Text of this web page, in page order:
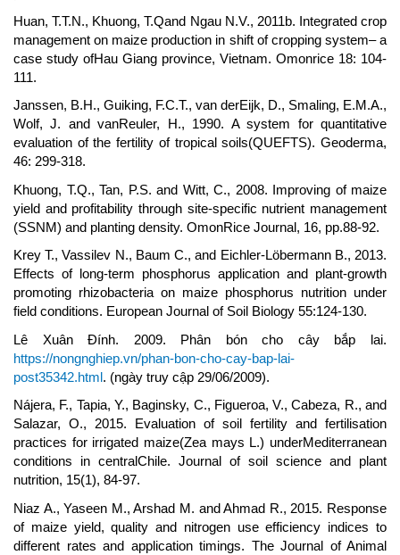
Huan, T.T.N., Khuong, T.Qand Ngau N.V., 2011b. Integrated crop
management on maize production in shift of cropping system– a
case study ofHau Giang province, Vietnam. Omonrice 18: 104-
111.
Janssen, B.H., Guiking, F.C.T., van derEijk, D., Smaling, E.M.A.,
Wolf, J. and vanReuler, H., 1990. A system for quantitative
evaluation of the fertility of tropical soils(QUEFTS). Geoderma,
46: 299-318.
Khuong, T.Q., Tan, P.S. and Witt, C., 2008. Improving of maize
yield and profitability through site-specific nutrient management
(SSNM) and planting density. OmonRice Journal, 16, pp.88-92.
Krey T., Vassilev N., Baum C., and Eichler-Löbermann B., 2013.
Effects of long-term phosphorus application and plant-growth
promoting rhizobacteria on maize phosphorus nutrition under
field conditions. European Journal of Soil Biology 55:124-130.
Lê Xuân Đính. 2009. Phân bón cho cây bắp lai.
https://nongnghiep.vn/phan-bon-cho-cay-bap-lai-
post35342.html. (ngày truy cập 29/06/2009).
Nájera, F., Tapia, Y., Baginsky, C., Figueroa, V., Cabeza, R., and
Salazar, O., 2015. Evaluation of soil fertility and fertilisation
practices for irrigated maize(Zea mays L.) underMediterranean
conditions in centralChile. Journal of soil science and plant
nutrition, 15(1), 84-97.
Niaz A., Yaseen M., Arshad M. and Ahmad R., 2015. Response
of maize yield, quality and nitrogen use efficiency indices to
different rates and application timings. The Journal of Animal